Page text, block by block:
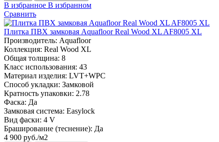
В избранное В избранном
Сравнить
Плитка ПВХ замковая Aquafloor Real Wood XL AF8005 XL
Производитель: Aquafloor
Коллекция: Real Wood XL
Общая толщина: 8
Класс использования: 43
Материал изделия: LVT+WPC
Способ укладки: Замковой
Кратность упаковки: 2.78
Фаска: Да
Замковая система: Easylock
Вид фаски: 4 V
Браширование (теснение): Да
4 900 руб./м2